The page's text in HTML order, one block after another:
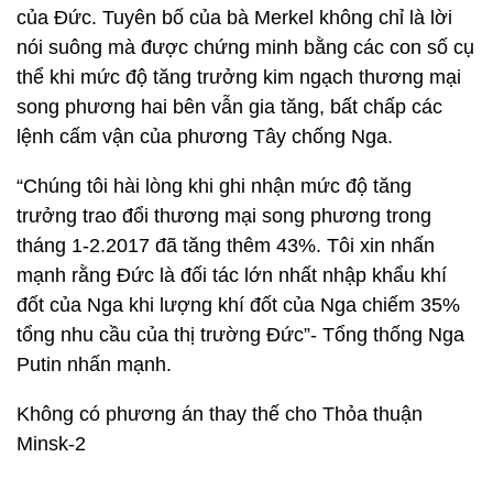
của Đức. Tuyên bố của bà Merkel không chỉ là lời
nói suông mà được chứng minh bằng các con số cụ
thể khi mức độ tăng trưởng kim ngạch thương mại
song phương hai bên vẫn gia tăng, bất chấp các
lệnh cấm vận của phương Tây chống Nga.
“Chúng tôi hài lòng khi ghi nhận mức độ tăng
trưởng trao đổi thương mại song phương trong
tháng 1-2.2017 đã tăng thêm 43%. Tôi xin nhấn
mạnh rằng Đức là đối tác lớn nhất nhập khẩu khí
đốt của Nga khi lượng khí đốt của Nga chiếm 35%
tổng nhu cầu của thị trường Đức”- Tổng thống Nga
Putin nhấn mạnh.
Không có phương án thay thế cho Thỏa thuận
Minsk-2